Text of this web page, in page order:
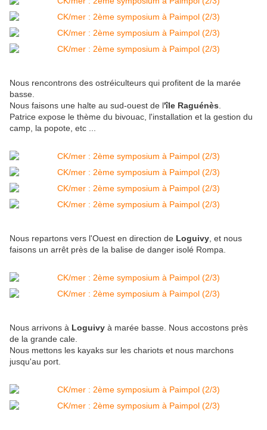
Nous rencontrons des ostréiculteurs qui profitent de la marée
basse.
Nous faisons une halte au sud-ouest de l'île Raguénès
Patrice expose le thème du bivouac, l'installation et la gestion du
camp, la popote, etc ...
Nous repartons vers l'Ouest en direction de Loguivy , et nous
faisons un arrêt près de la balise de danger isolé Rompa.
Nous arrivons à Loguivy à marée basse. Nous accostons près
de la grande cale.
Nous mettons les kayaks sur les chariots et nous marchons
jusqu'au port.